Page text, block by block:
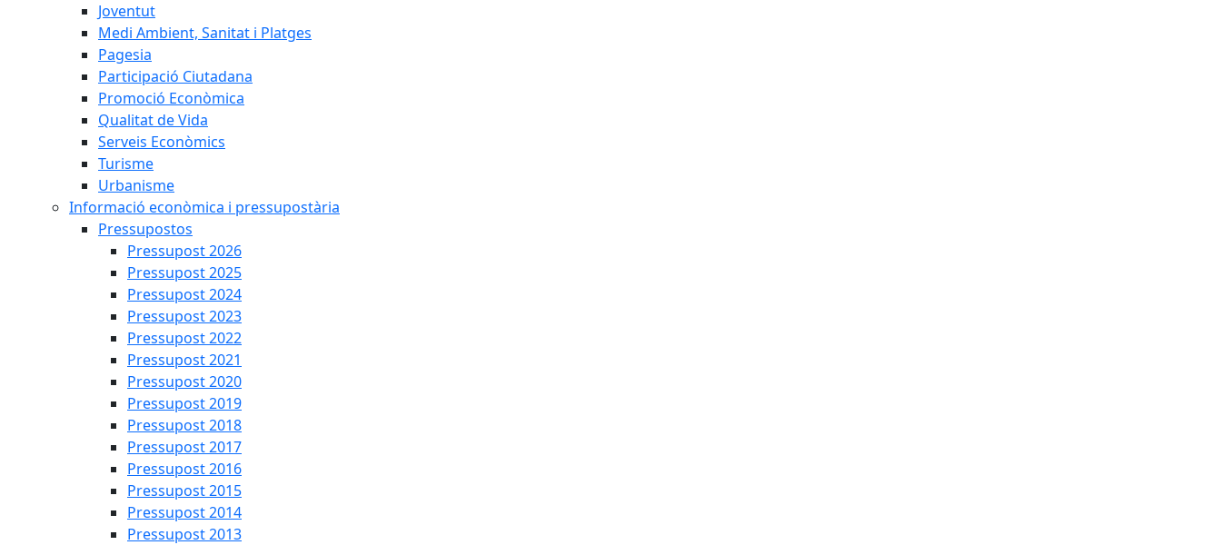
Joventut
Medi Ambient, Sanitat i Platges
Pagesia
Participació Ciutadana
Promoció Econòmica
Qualitat de Vida
Serveis Econòmics
Turisme
Urbanisme
Informació econòmica i pressupostària
Pressupostos
Pressupost 2026
Pressupost 2025
Pressupost 2024
Pressupost 2023
Pressupost 2022
Pressupost 2021
Pressupost 2020
Pressupost 2019
Pressupost 2018
Pressupost 2017
Pressupost 2016
Pressupost 2015
Pressupost 2014
Pressupost 2013